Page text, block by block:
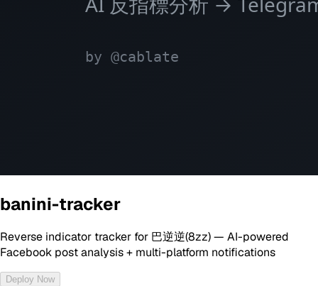
banini-tracker
Reverse indicator tracker for 巴逆逆(8zz) — AI-powered
Facebook post analysis + multi-platform notifications
Deploy Now